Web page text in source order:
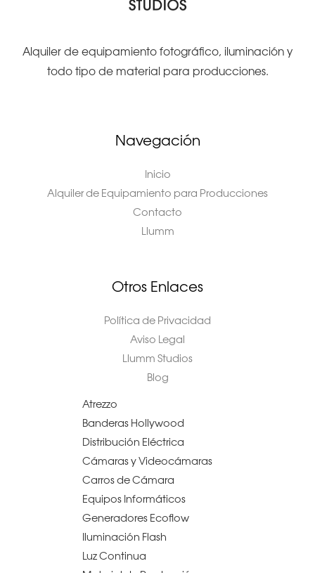
Alquiler de equipamiento fotográfico, iluminación y
todo tipo de material para producciones.
Navegación
Inicio
Alquiler de Equipamiento para Producciones
Contacto
Llumm
Otros Enlaces
Política de Privacidad
Aviso Legal
Llumm Studios
Blog
Atrezzo
Banderas Hollywood
Distribución Eléctrica
Cámaras y Videocámaras
Carros de Cámara
Equipos Informáticos
Generadores Ecoflow
Iluminación Flash
Luz Continua